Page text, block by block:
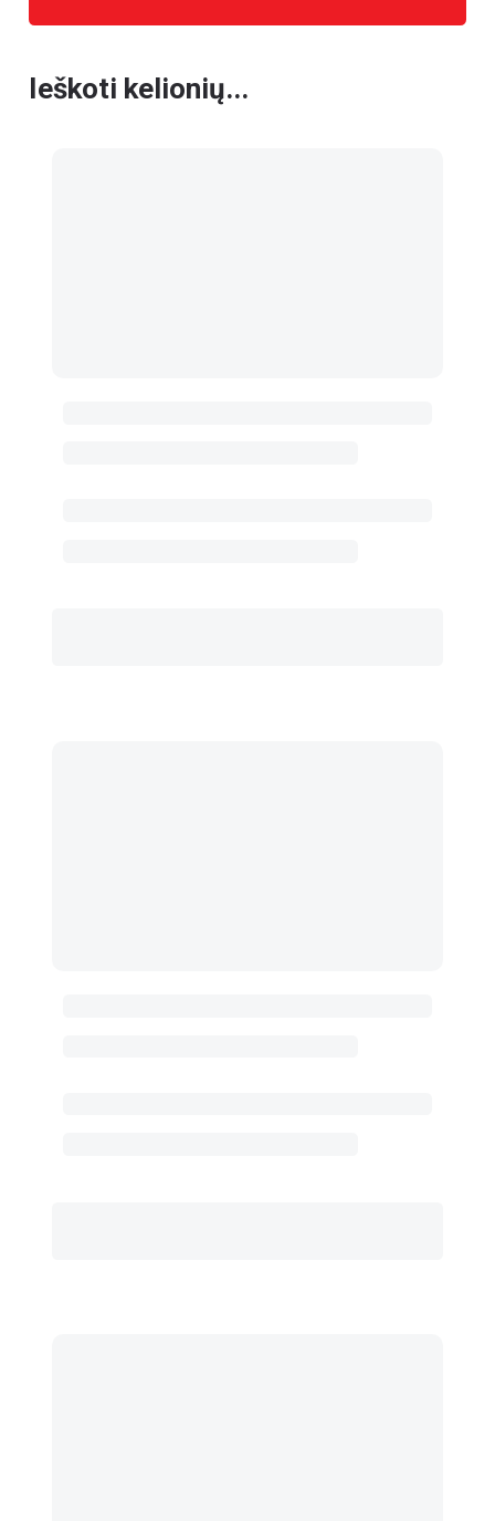
Ieškoti kelionių...